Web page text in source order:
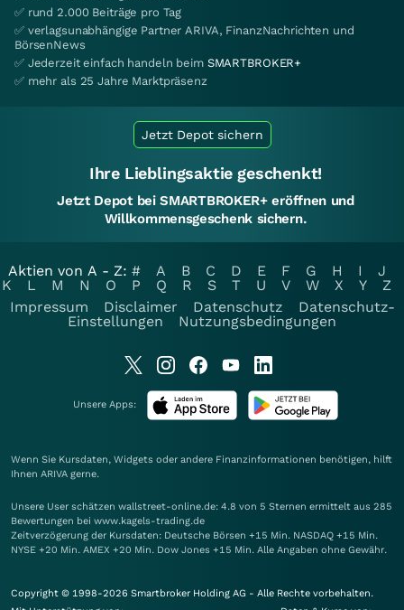
✅ rund 2.000 Beiträge pro Tag
✅ verlagsunabhängige Partner ARIVA, FinanzNachrichten und
BörsenNews
✅ Jederzeit einfach handeln beim SMARTBROKER+
✅ mehr als 25 Jahre Marktpräsenz
Jetzt Depot sichern
Ihre Lieblingsaktie geschenkt!
Jetzt Depot bei SMARTBROKER+ eröffnen und
Willkommensgeschenk sichern.
Aktien von A - Z: # A B C D E F G H I
J
K
L M N O P Q R S T U V W X Y
Z
Impressum
Disclaimer Datenschutz
Datenschutz-
Einstellungen
Nutzungsbedingungen
Unsere Apps:
Wenn Sie Kursdaten, Widgets oder andere Finanzinformationen benötigen, hilft
Ihnen ARIVA gerne.
Unsere User schätzen wallstreet-online.de: 4.8 von 5 Sternen ermittelt aus 285
Bewertungen bei www.kagels-trading.de
Zeitverzögerung der Kursdaten: Deutsche Börsen +15 Min. NASDAQ +15 Min.
NYSE +20 Min. AMEX +20 Min. Dow Jones +15 Min. Alle Angaben ohne Gewähr.
Copyright © 1998-2026 Smartbroker Holding AG - Alle Rechte vorbehalten.